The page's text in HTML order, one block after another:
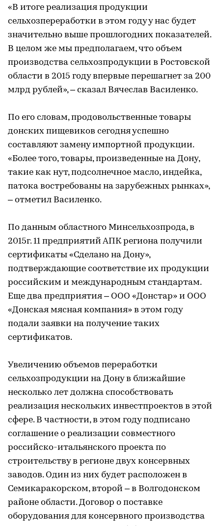
«В итоге реализация продукции
сельхозпереработки в этом году у нас будет
значительно выше прошлогодних показателей.
В целом же мы предполагаем, что объем
производства сельхозпродукции в Ростовской
области в 2015 году впервые перешагнет за 200
млрд рублей», – сказал Вячеслав Василенко.
По его словам, продовольственные товары
донских пищевиков сегодня успешно
составляют замену импортной продукции.
«Более того, товары, произведенные на Дону,
такие как нут, подсолнечное масло, индейка,
патока востребованы на зарубежных рынках»,
– отметил Василенко.
По данным областного Минсельхозпрода, в
2015г. 11 предприятий АПК региона получили
сертификаты «Сделано на Дону»,
подтверждающие соответствие их продукции
российским и международным стандартам.
Еще два предприятия – ООО «Донстар» и ООО
«Донская мясная компания» в этом году
подали заявки на получение таких
сертификатов.
Увеличению объемов переработки
сельхозпродукции на Дону в ближайшие
несколько лет должна способствовать
реализация нескольких инвестпроектов в этой
сфере. В частности, в этом году подписано
соглашение о реализации совместного
российско-итальянского проекта по
строительству в регионе двух консервных
заводов. Один из них будет расположен в
Семикаракорском, второй – в Волгодонском
районе области. Договор о поставке
оборудования для консервного производства